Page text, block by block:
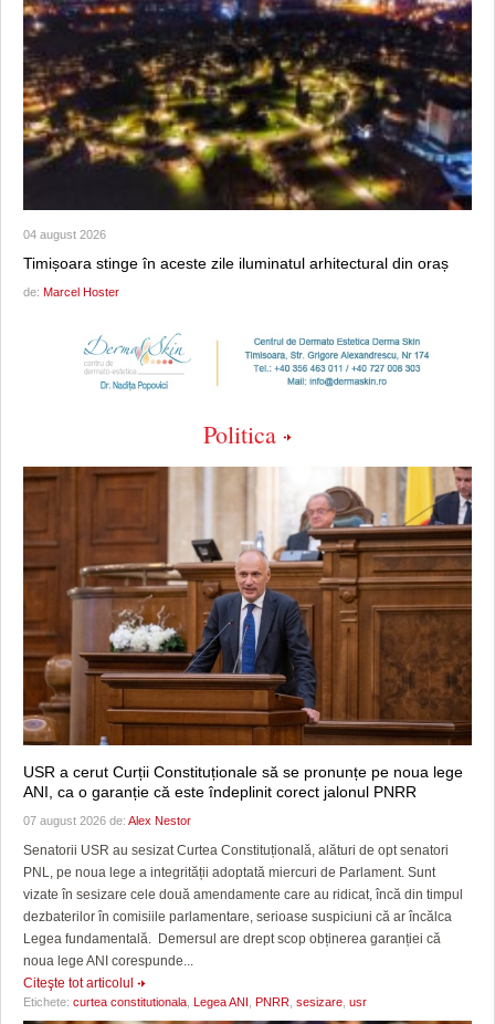
04 august 2026
Timișoara stinge în aceste zile iluminatul arhitectural din oraș
de: Marcel Hoster
Politica
USR a cerut Curții Constituționale să se pronunțe pe noua lege
ANI, ca o garanție că este îndeplinit corect jalonul PNRR
07 august 2026 de: Alex Nestor
Senatorii USR au sesizat Curtea Constituțională, alături de opt senatori
PNL, pe noua lege a integrității adoptată miercuri de Parlament. Sunt
vizate în sesizare cele două amendamente care au ridicat, încă din timpul
dezbaterilor în comisiile parlamentare, serioase suspiciuni că ar încălca
Legea fundamentală. Demersul are drept scop obținerea garanției că
noua lege ANI corespunde...
Citeşte tot articolul
Etichete: curtea constitutionala Legea ANI PNRR sesizare usr